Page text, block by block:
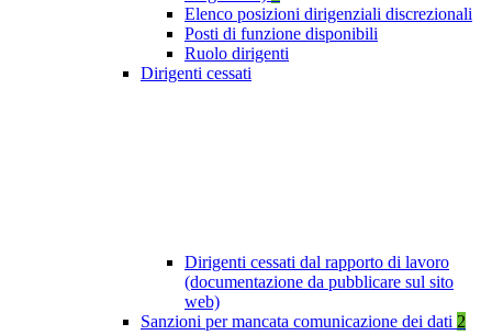
Elenco posizioni dirigenziali discrezionali
Posti di funzione disponibili
Ruolo dirigenti
Dirigenti cessati
Dirigenti cessati dal rapporto di lavoro
(documentazione da pubblicare sul sito
web)
Sanzioni per mancata comunicazione dei dati 2